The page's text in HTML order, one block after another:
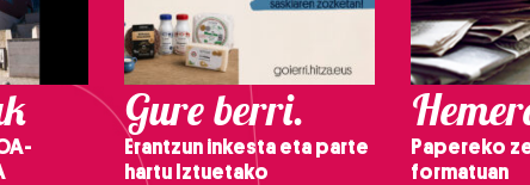
Gure berri.
Erantzun inkesta eta parte
hartu Iztuetako
Papereko
formatuan